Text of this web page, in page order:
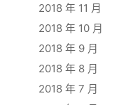
2018 年 11 月
2018 年 10 月
2018 年 9 月
2018 年 8 月
2018 年 7 月